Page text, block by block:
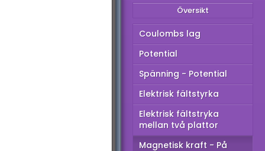
Översikt
Coulombs lag
Potential
Spänning - Potential
Elektrisk fältstyrka
Elektrisk fältstryka
mellan två plattor
Magnetisk kraft - På